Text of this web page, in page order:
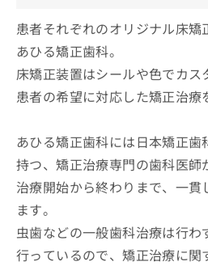
患者それぞれのオリジナル床矯
あひる矯正歯科。
床矯正装置はシールや色でカス
患者の希望に対応した矯正治療
あひる矯正歯科には日本矯正歯
持つ、矯正治療専門の歯科医師
治療開始から終わりまで、一貫
ます。
虫歯などの一般歯科治療は行わ
行っているので、矯正治療に関